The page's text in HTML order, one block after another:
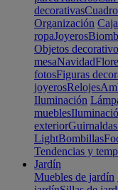
decorativas
Organización
ropaJoyeros
Objetos
mesaNavidad
fotosFiguras
joyerosRelojes
Iluminación
muebles
exteriorGuirnaldas
LightBombillas
Tendencias y
Jardín
Muebles de jardín